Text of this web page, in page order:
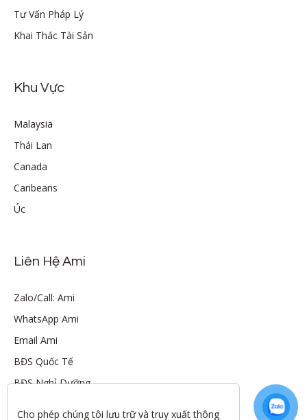
Tư Vấn Pháp Lý
Khai Thác Tài Sản
Khu Vực
Malaysia
Thái Lan
Canada
Caribeans
Úc
Liên Hệ Ami
Zalo/Call: Ami
WhatsApp Ami
Email Ami
BĐS Quốc Tế
BĐS Nghỉ Dưỡng
Cho phép chúng tôi lưu trữ và truy xuất thông